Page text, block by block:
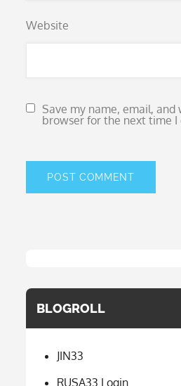
Website
Save my name, email,
browser for the next time I
BLOGROLL
JIN33
RUSA33 Login